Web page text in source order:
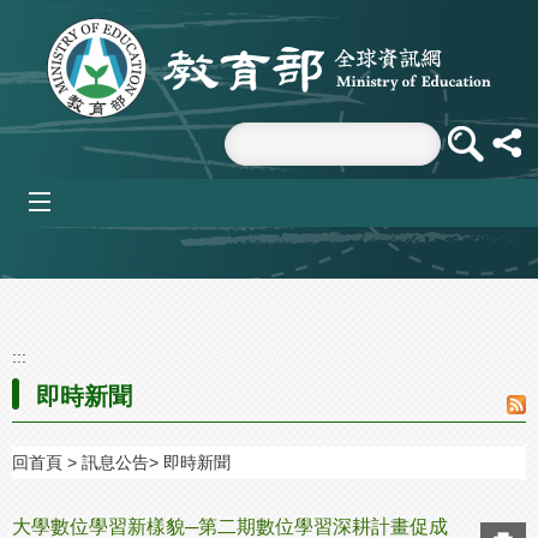
跳到主要內容區塊
:::
即時新聞
回首頁 訊息公告 即時新聞
大學數位學習新樣貌─第二期數位學習深耕計畫促成